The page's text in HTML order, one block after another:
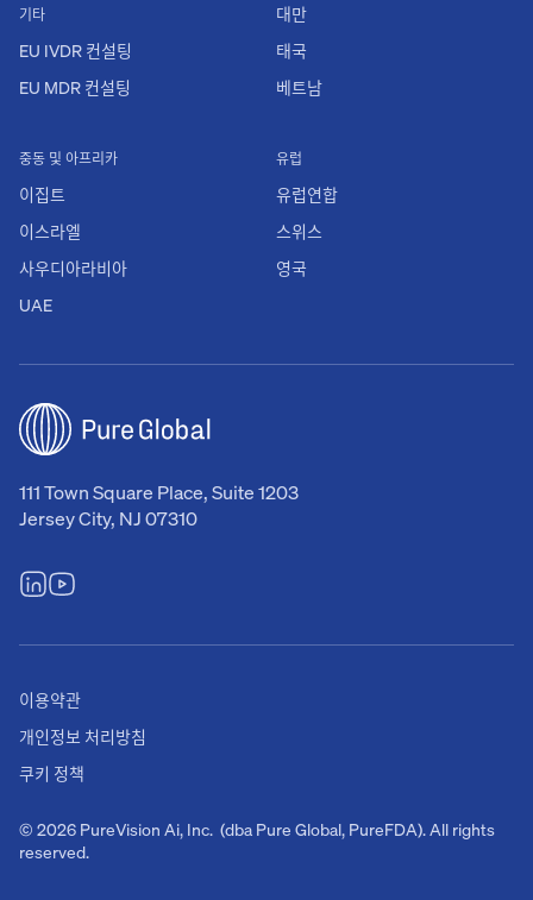
111 Town Square Place, Suite 1203
Jersey City, NJ 07310
기타
EU IVDR 컨설팅
EU MDR 컨설팅
유럽
유럽연합
스위스
영국
중동 및 아프리카
이집트
이스라엘
사우디아라비아
UAE
대만
태국
베트남
© 2026 PureVision Ai, Inc. (dba Pure Global, PureFDA). All rights
reserved.
이용약관
개인정보 처리방침
쿠키 정책